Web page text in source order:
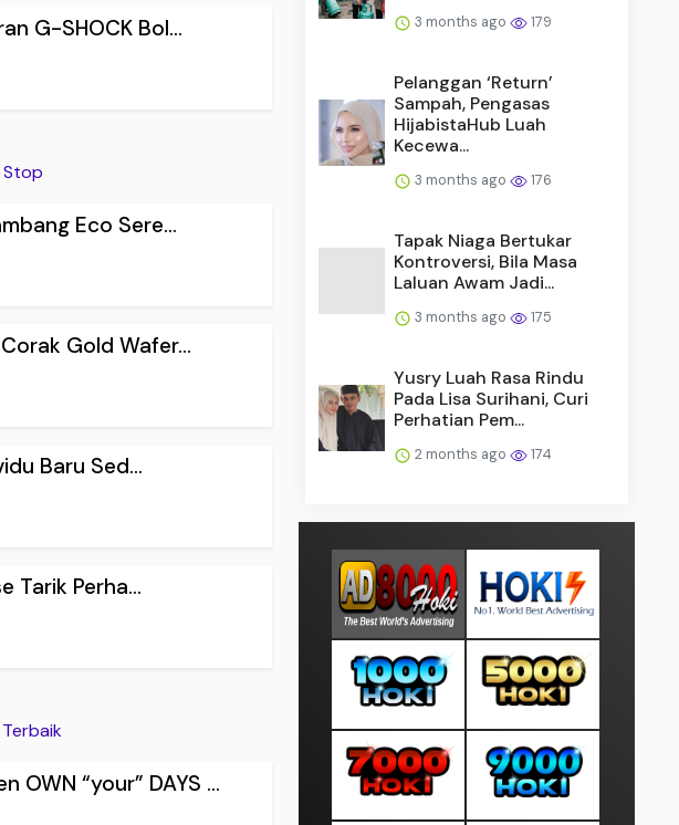
G-SHOCK Bol...
Stop
Eco Sere...
Gold Wafer...
Baru Sed...
Tarik Perha...
OWN “your” DAYS ...
3 months ago 179
Pelanggan ‘Return’
Sampah, Pengasas
HijabistaHub Luah
Kecewa...
3 months ago 176
Tapak Niaga Bertukar
Kontroversi, Bila Masa
Laluan Awam Jadi...
3 months ago 175
Yusry Luah Rasa Rindu
Pada Lisa Surihani, Curi
Perhatian Pem...
2 months ago 174